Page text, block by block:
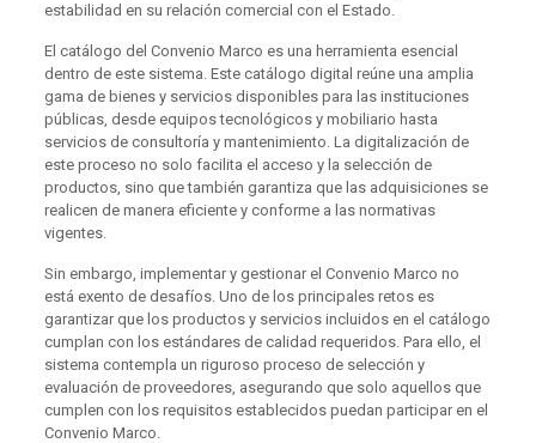
estabilidad en su relación comercial con el Estado.
El catálogo del Convenio Marco es una herramienta esencial
dentro de este sistema. Este catálogo digital reúne una amplia
gama de bienes y servicios disponibles para las instituciones
públicas, desde equipos tecnológicos y mobiliario hasta
servicios de consultoría y mantenimiento. La digitalización de
este proceso no solo facilita el acceso y la selección de
productos, sino que también garantiza que las adquisiciones se
realicen de manera eficiente y conforme a las normativas
vigentes.
Sin embargo, implementar y gestionar el Convenio Marco no
está exento de desafíos. Uno de los principales retos es
garantizar que los productos y servicios incluidos en el catálogo
cumplan con los estándares de calidad requeridos. Para ello, el
sistema contempla un riguroso proceso de selección y
evaluación de proveedores, asegurando que solo aquellos que
cumplen con los requisitos establecidos puedan participar en el
Convenio Marco.